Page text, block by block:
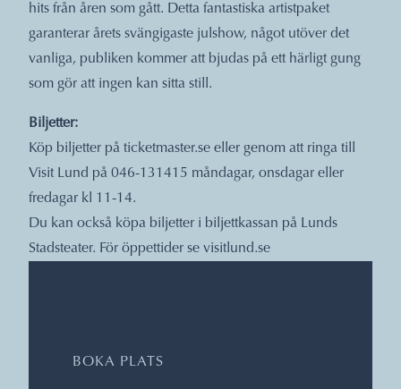
hits från åren som gått. Detta fantastiska artistpaket
garanterar årets svängigaste julshow, något utöver det
vanliga, publiken kommer att bjudas på ett härligt gung
som gör att ingen kan sitta still.
Biljetter:
Köp biljetter på ticketmaster.se eller genom att ringa till
Visit Lund på 046-131415 måndagar, onsdagar eller
fredagar kl 11-14.
Du kan också köpa biljetter i biljettkassan på Lunds
Stadsteater. För öppettider se visitlund.se
BOKA PLATS